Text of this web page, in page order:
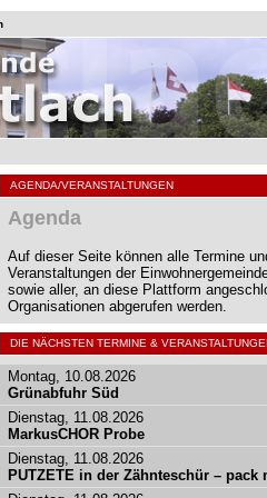
AGENDA/VERANSTALTUNGEN
Agenda
Auf dieser Seite können alle Termine
Veranstaltungen der
sowie aller, an diese Plattform
Organisationen abgerufen werden.
DIE NÄCHSTEN TERMINE &
Montag, 10.08.2026
Grünabfuhr Süd
Dienstag, 11.08.2026
MarkusCHOR Probe
Dienstag, 11.08.2026
PUTZETE in der Zähnteschür – pack